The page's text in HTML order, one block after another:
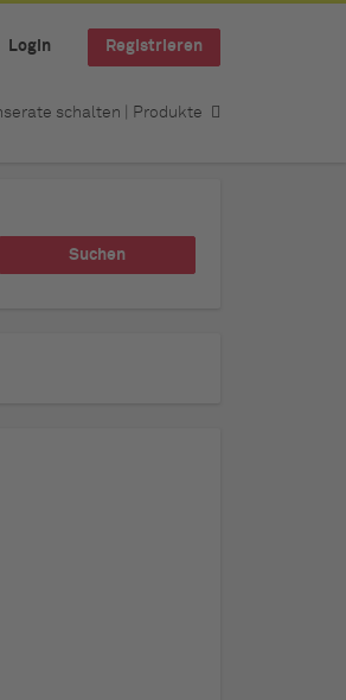
Login Registrieren
schalten | Produkte